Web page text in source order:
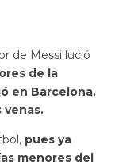
de Messi lució
de la
en Barcelona,
venas.
pues ya
menores del